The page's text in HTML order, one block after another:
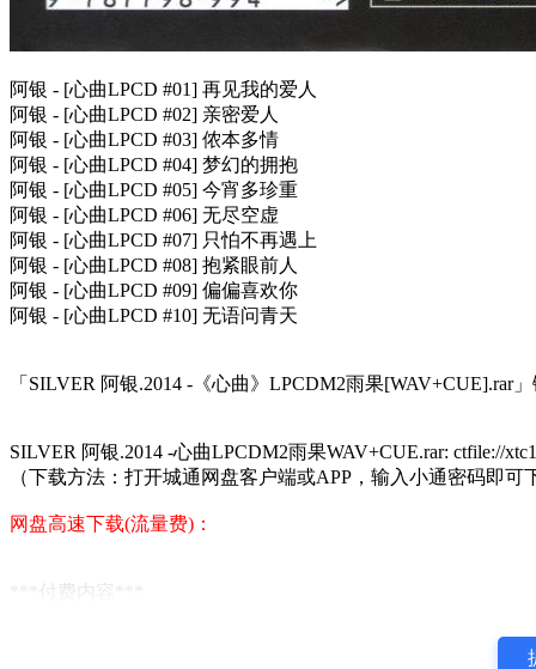
阿银 - [心曲LPCD #01] 再见我的爱人
阿银 - [心曲LPCD #02] 亲密爱人
阿银 - [心曲LPCD #03] 侬本多情
阿银 - [心曲LPCD #04] 梦幻的拥抱
阿银 - [心曲LPCD #05] 今宵多珍重
阿银 - [心曲LPCD #06] 无尽空虚
阿银 - [心曲LPCD #07] 只怕不再遇上
阿银 - [心曲LPCD #08] 抱紧眼前人
阿银 - [心曲LPCD #09] 偏偏喜欢你
阿银 - [心曲LPCD #10] 无语问青天
「SILVER 阿银.2014 -《心曲》LPCDM2雨果[WAV+CUE].rar
SILVER 阿银.2014 -心曲LPCDM2雨果WAV+CUE.rar: ctfile://
（下载方法：打开城通网盘客户端或APP，输入小通密码即可
网盘高速下载(流量费)：
***付费内容***